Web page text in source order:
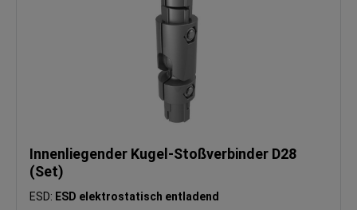
Innenliegender Kugel-Stoßverbinder D28
(Set)
ESD: ESD elektrostatisch entladend